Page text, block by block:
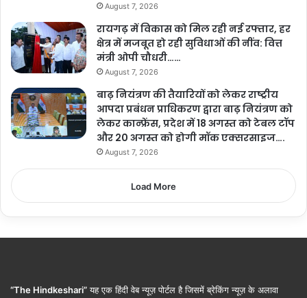
August 7, 2026
रायगढ़ में विकास को मिल रही नई रफ्तार, हर
क्षेत्र में मजबूत हो रही सुविधाओं की नींव: वित्त
मंत्री ओपी चौधरी……
August 7, 2026
बाढ़ नियंत्रण की तैयारियों को लेकर राष्ट्रीय
आपदा प्रबंधन प्राधिकरण द्वारा बाढ़ नियंत्रण को
लेकर कान्फ्रेंस, प्रदेश में 18 अगस्त को टेबल टॉप
और 20 अगस्त को होगी मॉक एक्सरसाइज….
August 7, 2026
Load More
“The Hindkeshari”यह एक हिंदी वेब न्यूज़ पोर्टल है जिसमें ब्रेकिंग न्यूज़ के अलावा